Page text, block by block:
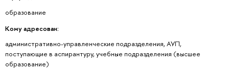
образование
Кому адресован:
административно-управленческие подразделения, АУП,
поступающие в аспирантуру, учебные подразделения (высшее
образование)